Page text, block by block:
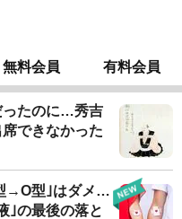
無料会員 有料会員
ったのに…秀吉
できなかった
→O型｣はダメ…
｣の最後の落と